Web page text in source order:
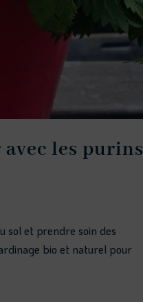
les purins
sol et prendre soin des
bio et naturel pour